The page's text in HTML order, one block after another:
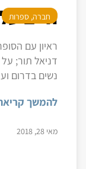
חברה, ספרותחיים
ראיון עם
דניאל תור;
נשים בדרום
להמשך
מאי 28, 2018